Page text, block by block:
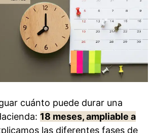
cuánto puede durar una
18 meses, ampliable a
las diferentes fases de